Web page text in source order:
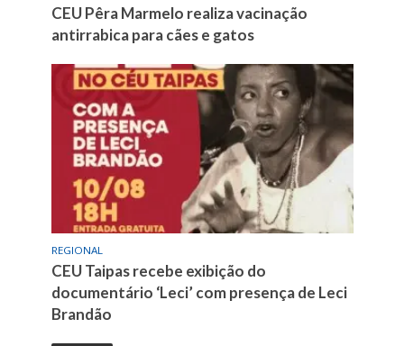
CEU Pêra Marmelo realiza vacinação
antirrabica para cães e gatos
REGIONAL
CEU Taipas recebe exibição do
documentário ‘Leci’ com presença de Leci
Brandão